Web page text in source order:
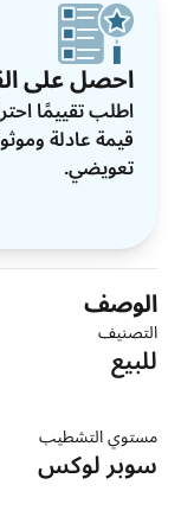
احصل على
اطلب تقييمًا
قيمة عادلة
تعويضي.
الوصف
التصنيف
للبيع
مستوي التشطيب
سوبر لوكس